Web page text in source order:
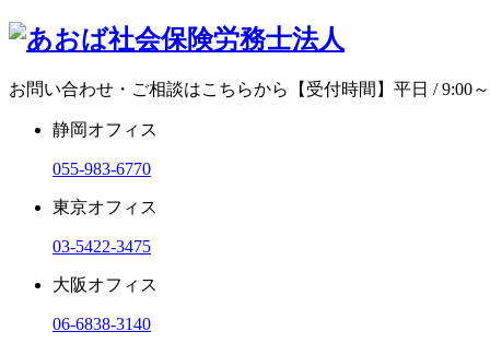
お問い合わせ・ご相談はこちらから 【受付時間】平日 / 9:00
静岡オフィス
055-983-6770
東京オフィス
03-5422-3475
大阪オフィス
06-6838-3140